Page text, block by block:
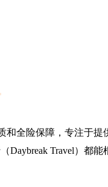
和全险保障，专注于提
Travel）都能